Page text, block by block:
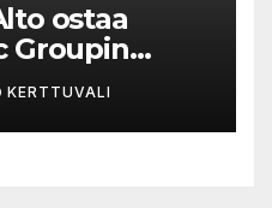
ostaa
Groupin
KERTTUVALI